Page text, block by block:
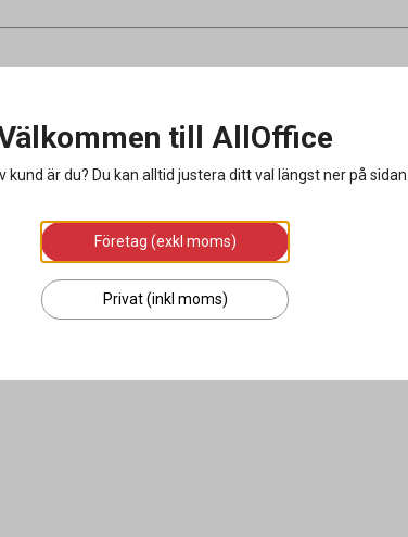
till AllOffice
kund är du? Du kan alltid justera ditt val längst ner på
Företag (exkl moms)
Privat (inkl moms)